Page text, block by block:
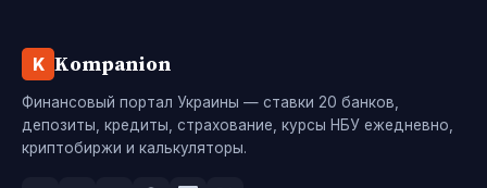
K Kompanion
Финансовый портал Украины — ставки 20 банков,
депозиты, кредиты, страхование, курсы НБУ ежедневно,
криптобиржи и калькуляторы.